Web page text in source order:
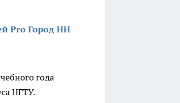
Pro Город НН
года
НГТУ.